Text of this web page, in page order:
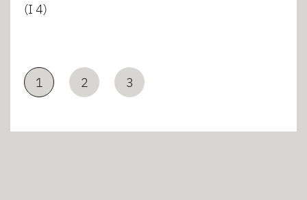
(I 4)
1 2 3